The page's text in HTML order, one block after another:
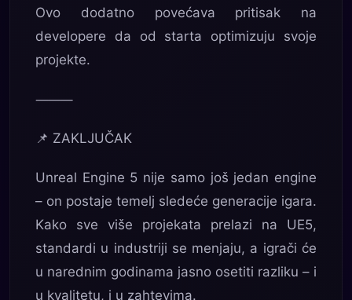
Ovo dodatno povećava pritisak na
developere da od starta optimizuju svoje
projekte.
⸻
📌 ZAKLJUČAK
Unreal Engine 5 nije samo još jedan engine
– on postaje temelj sledeće generacije igara.
Kako sve više projekata prelazi na UE5,
standardi u industriji se menjaju, a igrači će
u narednim godinama jasno osetiti razliku – i
u kvalitetu, i u zahtevima.